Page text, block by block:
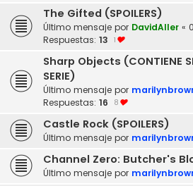
The Gifted (SPOILERS)
Último mensaje por DavidAller «
Respuestas: 13 1
Sharp Objects (CONTIENE
SERIE)
Último mensaje por
Respuestas: 16 8
Castle Rock (SPOILERS)
Último mensaje por
Channel Zero: Butcher's
Último mensaje por